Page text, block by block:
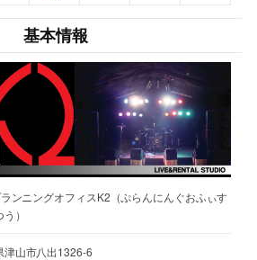
基本情報
ンニングオフィスK2（ぷらんにんぐおふぃす
）
津山市八出1326-6